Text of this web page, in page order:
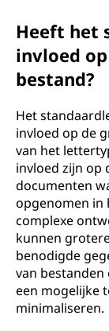
Heeft het
invloed
bestand?
Het
invloed op de
van het
invloed zijn op
documenten
opgenomen in
complexe
kunnen
benodigde
van
een mogelijke
minimaliseren.